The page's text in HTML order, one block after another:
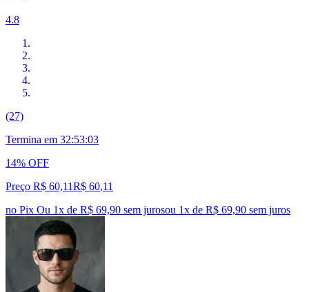
4.8
(27)
Termina em 32:53:02
14% OFF
Preço R$ 60,11R$ 60,11
no Pix Ou 1x de R$ 69,90 sem jurosou 1x de R$ 69,90 sem juros